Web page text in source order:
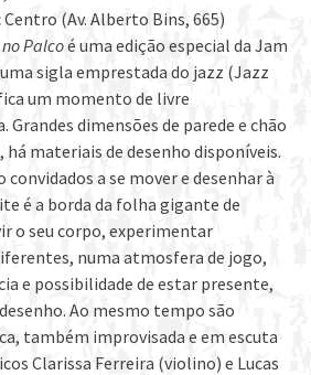
Centro (Av. Alberto Bins, 665)
Palcoé uma edição especial da Jam
sigla emprestada do jazz (Jazz
um momento de livre
dimensões de parede e chão
há materiais de desenho disponíveis.
convidados a se mover e desenhar à
é a borda da folha gigante de
o seu corpo, experimentar
numa atmosfera de jogo,
e possibilidade de estar presente,
Ao mesmo tempo são
também improvisada e em escuta
Clarissa Ferreira (violino) e Lucas